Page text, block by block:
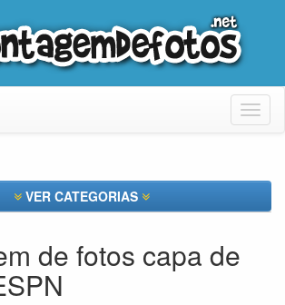
VER CATEGORIAS
de fotos capa de